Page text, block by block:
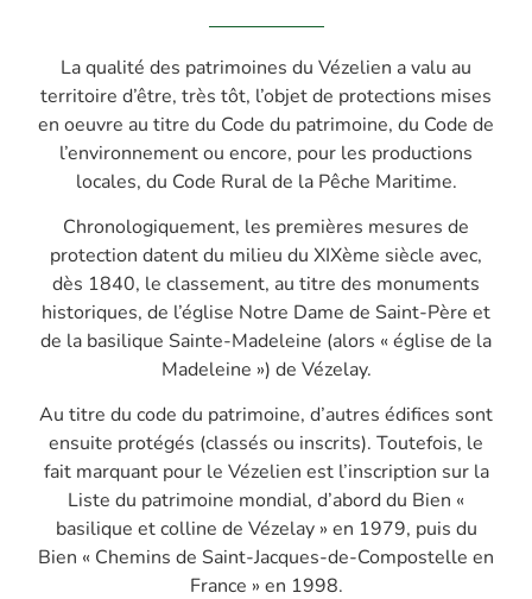
La qualité des patrimoines du Vézelien a valu au
territoire d’être, très tôt, l’objet de protections mises
en oeuvre au titre du Code du patrimoine, du Code de
l’environnement ou encore, pour les productions
locales, du Code Rural de la Pêche Maritime.
Chronologiquement, les premières mesures de
protection datent du milieu du XIXème siècle avec,
dès 1840, le classement, au titre des monuments
historiques, de l’église Notre Dame de Saint-Père et
de la basilique Sainte-Madeleine (alors « église de la
Madeleine ») de Vézelay.
Au titre du code du patrimoine, d’autres édifices sont
ensuite protégés (classés ou inscrits). Toutefois, le
fait marquant pour le Vézelien est l’inscription sur la
Liste du patrimoine mondial, d’abord du Bien «
basilique et colline de Vézelay » en 1979, puis du
Bien « Chemins de Saint-Jacques-de-Compostelle en
France » en 1998.